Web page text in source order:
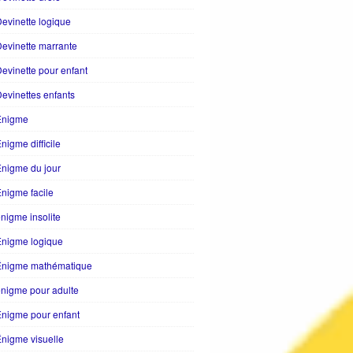
logique
marrante
pour enfant
enfants
difficile
du jour
facile
insolite
logique
mathématique
pour adulte
pour enfant
visuelle